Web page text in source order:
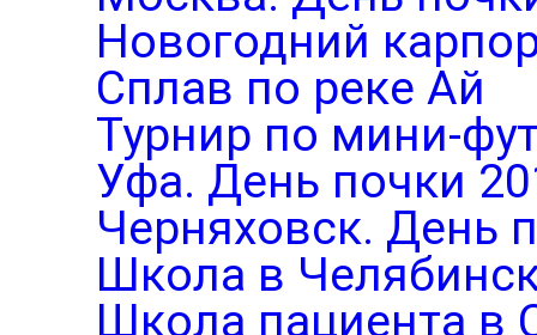
Новогодний
Сплав по реке Ай
Турнир по мини-
Уфа. День почки
Черняховск. День
Школа в
Школа пациента в